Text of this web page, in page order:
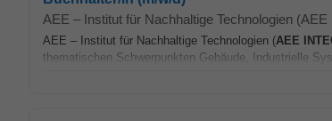
AEE – Institut für Nachhaltige Technologien (AEE
AEE – Institut für Nachhaltige Technologien (AEE INTEC
thematischen Schwerpunkten Gebäude, Industrielle